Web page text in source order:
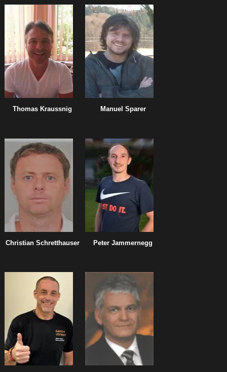
Thomas Kraussnig Manuel Sparer
Christian Schretthauser Peter Jammernegg